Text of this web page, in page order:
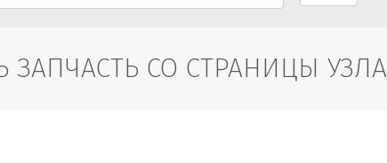
ЗАПЧАСТЬ СО СТРАНИЦЫ УЗЛА